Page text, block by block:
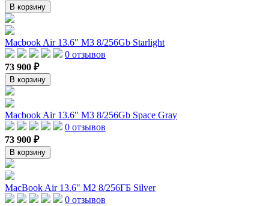
В корзину
Macbook Air 13.6" M3 8/256Gb Starlight
0 отзывов
73 900 ₽
В корзину
Macbook Air 13.6" M3 8/256Gb Space Gray
0 отзывов
73 900 ₽
В корзину
MacBook Air 13.6" M2 8/256ГБ Silver
0 отзывов